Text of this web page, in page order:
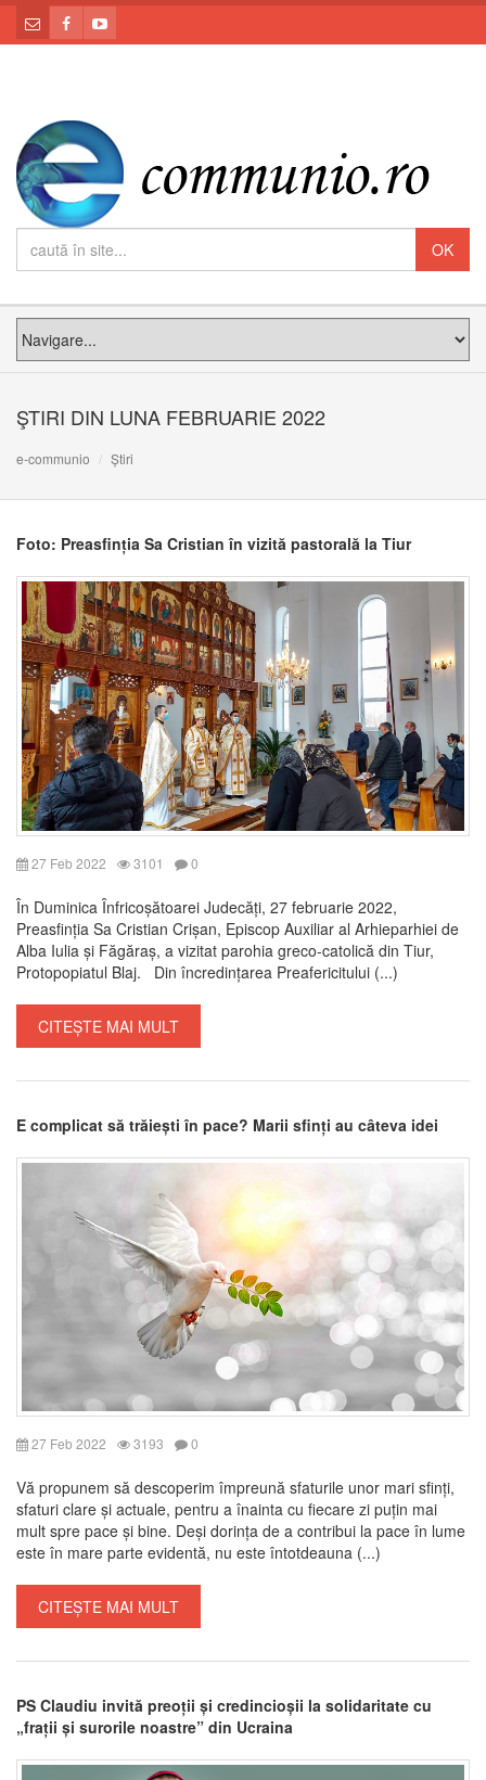
ŞTIRI DIN LUNA FEBRUARIE 2022
e-communio Știri
Foto: Preasfinția Sa Cristian în vizită pastorală la Tiur
27 Feb 2022 3101 0
În Duminica Înfricoșătoarei Judecăți, 27 februarie 2022,
Preasfinția Sa Cristian Crișan, Episcop Auxiliar al Arhieparhiei de
Alba Iulia și Făgăraș, a vizitat parohia greco-catolică din Tiur,
Protopopiatul Blaj. Din încredințarea Preafericitului (...)
CITEȘTE MAI MULT
E complicat să trăiești în pace? Marii sfinți au câteva idei
27 Feb 2022 3193 0
Vă propunem să descoperim împreună sfaturile unor mari sfinți,
sfaturi clare și actuale, pentru a înainta cu fiecare zi puțin mai
mult spre pace și bine. Deși dorința de a contribui la pace în lume
este în mare parte evidentă, nu este întotdeauna (...)
CITEȘTE MAI MULT
PS Claudiu invită preoții și credincioșii la solidaritate cu
„frații și surorile noastre” din Ucraina